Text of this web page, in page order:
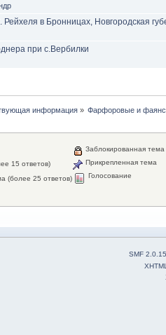
в Бронницах, Новгородская
при с.Вербилки
информация» Фарфоровые и
15 ответов)
(более 25 ответов)
Заблокированная тема
Прикрепленная тема
Голосование
SMF 2.0.15